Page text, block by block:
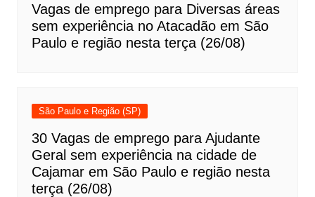
Vagas de emprego para Diversas áreas
sem experiência no Atacadão em São
Paulo e região nesta terça (26/08)
São Paulo e Região (SP)
30 Vagas de emprego para Ajudante
Geral sem experiência na cidade de
Cajamar em São Paulo e região nesta
terça (26/08)